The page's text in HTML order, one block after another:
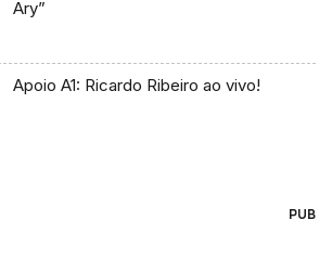
Ary”
Apoio A1: Ricardo Ribeiro ao vivo!
PUB